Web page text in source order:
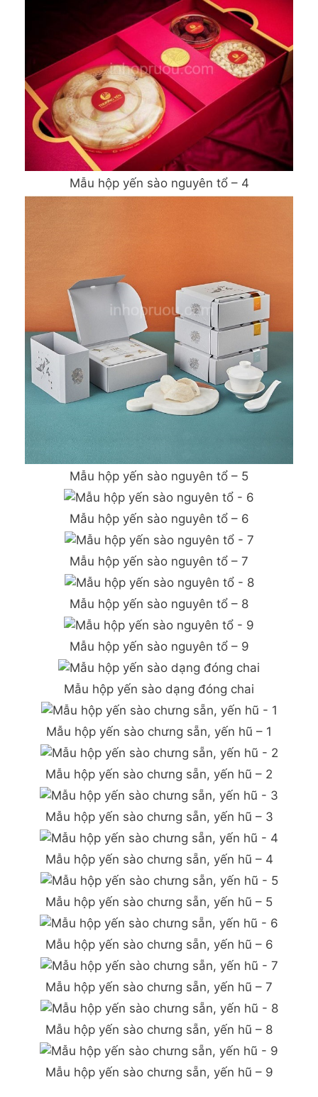
Mẫu hộp yến sào nguyên tổ – 4
Mẫu hộp yến sào nguyên tổ – 5
Mẫu hộp yến sào nguyên tổ – 6
Mẫu hộp yến sào nguyên tổ – 7
Mẫu hộp yến sào nguyên tổ – 8
Mẫu hộp yến sào nguyên tổ – 9
Mẫu hộp yến sào dạng đóng chai
Mẫu hộp yến sào chưng sẵn, yến hũ – 1
Mẫu hộp yến sào chưng sẵn, yến hũ – 2
Mẫu hộp yến sào chưng sẵn, yến hũ – 3
Mẫu hộp yến sào chưng sẵn, yến hũ – 4
Mẫu hộp yến sào chưng sẵn, yến hũ – 5
Mẫu hộp yến sào chưng sẵn, yến hũ – 6
Mẫu hộp yến sào chưng sẵn, yến hũ – 7
Mẫu hộp yến sào chưng sẵn, yến hũ – 8
Mẫu hộp yến sào chưng sẵn, yến hũ – 9